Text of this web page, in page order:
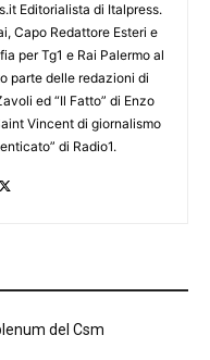
Editorialista di Italpress.
Capo Redattore Esteri e
per Tg1 e Rai Palermo al
parte delle redazioni di
ed “Il Fatto” di Enzo
Vincent di giornalismo
di Radio1.
del Csm